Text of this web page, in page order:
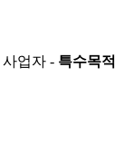
사업자 - 특수목적